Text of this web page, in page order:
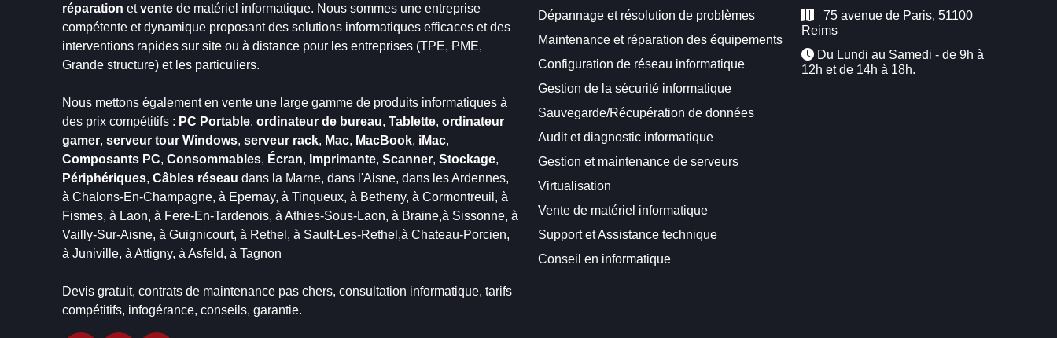
réparation etvente de matériel informatique. Nous sommes une entreprise
compétente et dynamique proposant des solutions informatiques efficaces et des
interventions rapides sur site ou à distance pour les entreprises (TPE, PME,
Grande structure) et les particuliers.
Nous mettons également en vente une large gamme de produits informatiques à
des prix compétitifs : PC Portable,ordinateur de bureau,Tablette,ordinateur
gamer,serveur tour Windows,serveur rack, Mac, MacBook, iMac,
Composants PC,Consommables, Écran, Imprimante,Scanner,Stockage,
Périphériques,Câbles réseau dans la Marne, dans l'Aisne, dans les Ardennes,
à Chalons-En-Champagne, à Epernay, à Tinqueux, à Betheny, à Cormontreuil, à
Fismes, à Laon, à Fere-En-Tardenois, à Athies-Sous-Laon, à Braine,à Sissonne, à
Vailly-Sur-Aisne, à Guignicourt, à Rethel, à Sault-Les-Rethel,à Chateau-Porcien,
à Juniville, à Attigny, à Asfeld, à Tagnon
Devis gratuit, contrats de maintenance pas chers, consultation informatique, tarifs
compétitifs, infogérance, conseils, garantie.
Dépannage et résolution de problèmes
Maintenance et réparation des équipements
Configuration de réseau informatique
Gestion de la sécurité informatique
Sauvegarde/Récupération de données
Audit et diagnostic informatique
Gestion et maintenance de serveurs
Virtualisation
Vente de matériel informatique
Support et Assistance technique
Conseil en informatique
75 avenue de Paris, 51100
Reims
Du Lundi au Samedi - de 9h à
12h et de 14h à 18h.